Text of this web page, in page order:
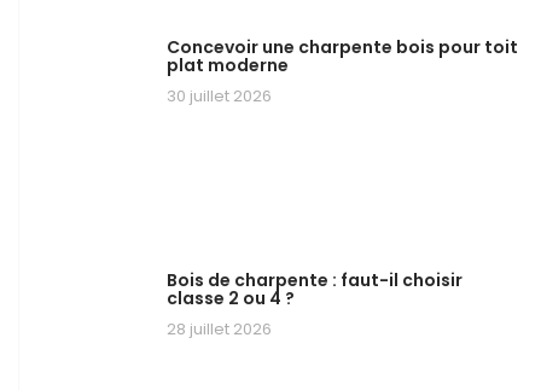
Concevoir une charpente bois pour toit
plat moderne
30 juillet 2026
Bois de charpente : faut-il choisir
classe 2 ou 4 ?
28 juillet 2026